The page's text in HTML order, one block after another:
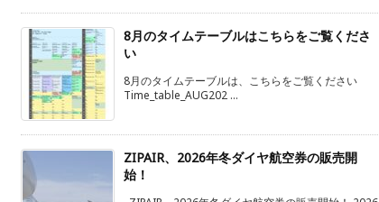
8月のタイムテーブルはこちらをご覧くださ
い
8月のタイムテーブルは、こちらをご覧ください
Time_table_AUG202 ...
ZIPAIR、2026年冬ダイヤ航空券の販売開
始！